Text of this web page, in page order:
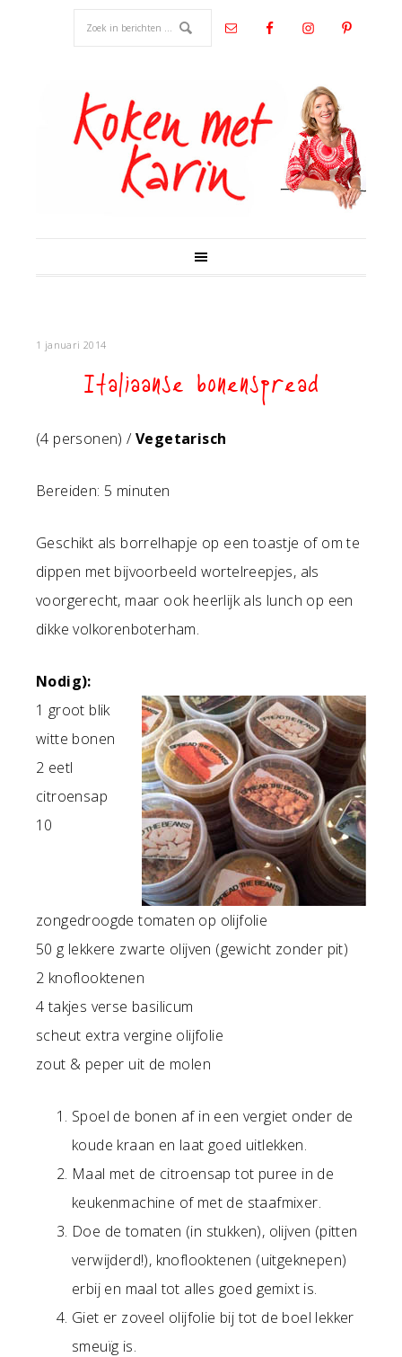
1 januari 2014
Italiaanse bonenspread
(4 personen) /Vegetarisch
Bereiden: 5 minuten
Geschikt als borrelhapje op een toastje of om te
dippen met bijvoorbeeld wortelreepjes, als
voorgerecht, maar ook heerlijk als lunch op een
dikke volkorenboterham.
Nodig):
1 groot blik
witte bonen
2 eetl
citroensap
10
zongedroogde tomaten op olijfolie
50 g lekkere zwarte olijven (gewicht zonder pit)
2 knoflooktenen
4 takjes verse basilicum
scheut extra vergine olijfolie
zout & peper uit de molen
Spoel de bonen af in een vergiet onder de
koude kraan en laat goed uitlekken.
Maal met de citroensap tot puree in de
keukenmachine of met de staafmixer.
Doe de tomaten (in stukken), olijven (pitten
verwijderd!), knoflooktenen (uitgeknepen)
erbij en maal tot alles goed gemixt is.
Giet er zoveel olijfolie bij tot de boel lekker
smeuïg is.